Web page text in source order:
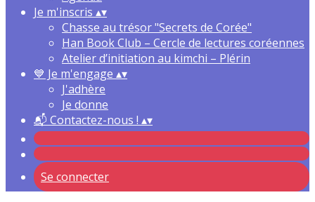
Je m'inscris ▴▾
Chasse au trésor "Secrets de Corée"
Han Book Club – Cercle de lectures coréennes
Atelier d’initiation au kimchi – Plérin
💙 Je m'engage ▴▾
J'adhère
Je donne
📬 Contactez-nous ! ▴▾
Se connecter